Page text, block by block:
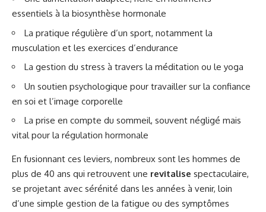
essentiels à la biosynthèse hormonale
La pratique régulière d’un sport, notamment la
musculation et les exercices d’endurance
La gestion du stress à travers la méditation ou le yoga
Un soutien psychologique pour travailler sur la confiance
en soi et l’image corporelle
La prise en compte du sommeil, souvent négligé mais
vital pour la régulation hormonale
En fusionnant ces leviers, nombreux sont les hommes de
plus de 40 ans qui retrouvent une revitalise spectaculaire,
se projetant avec sérénité dans les années à venir, loin
d’une simple gestion de la fatigue ou des symptômes